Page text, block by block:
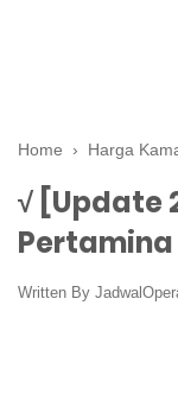
Home › Harga
√ [Update
Written By